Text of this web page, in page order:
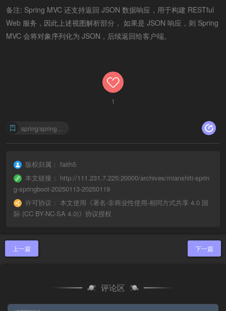
备注: Spring MVC 还支持返回 JSON 数据响应，用于构建 RESTful
Web 服务，因此上述视图解析部分， 如果是 JSON 响应，则 Spring
MVC 会将对象序列化为 JSON，后续返回给客户端。
1
spring/springboot
版权归属： faith5
本文链接： http://111.231.7.225:20000/archives/mianshiti-sprin
g-springboot-20250113-20250119
许可协议： 本文使用《署名-非商业性使用-相同方式共享 4.0 国
际 (CC BY-NC-SA 4.0)》协议授权
上一篇 下一篇
评论区